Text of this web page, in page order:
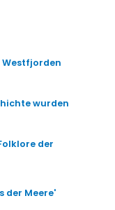
Westfjorden
wurden
der
der Meere'